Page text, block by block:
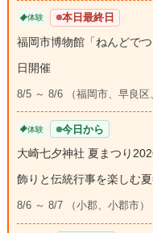
体験 本日最終日
福岡市博物館「ねんどで
日開催
8/5 ～ 8/6 （福岡市、早良区
体験 今日から
大崎七夕神社 夏まつり
飾りと伝統行事を楽しむ夏
8/6 ～ 8/7 （小郡、小郡市）